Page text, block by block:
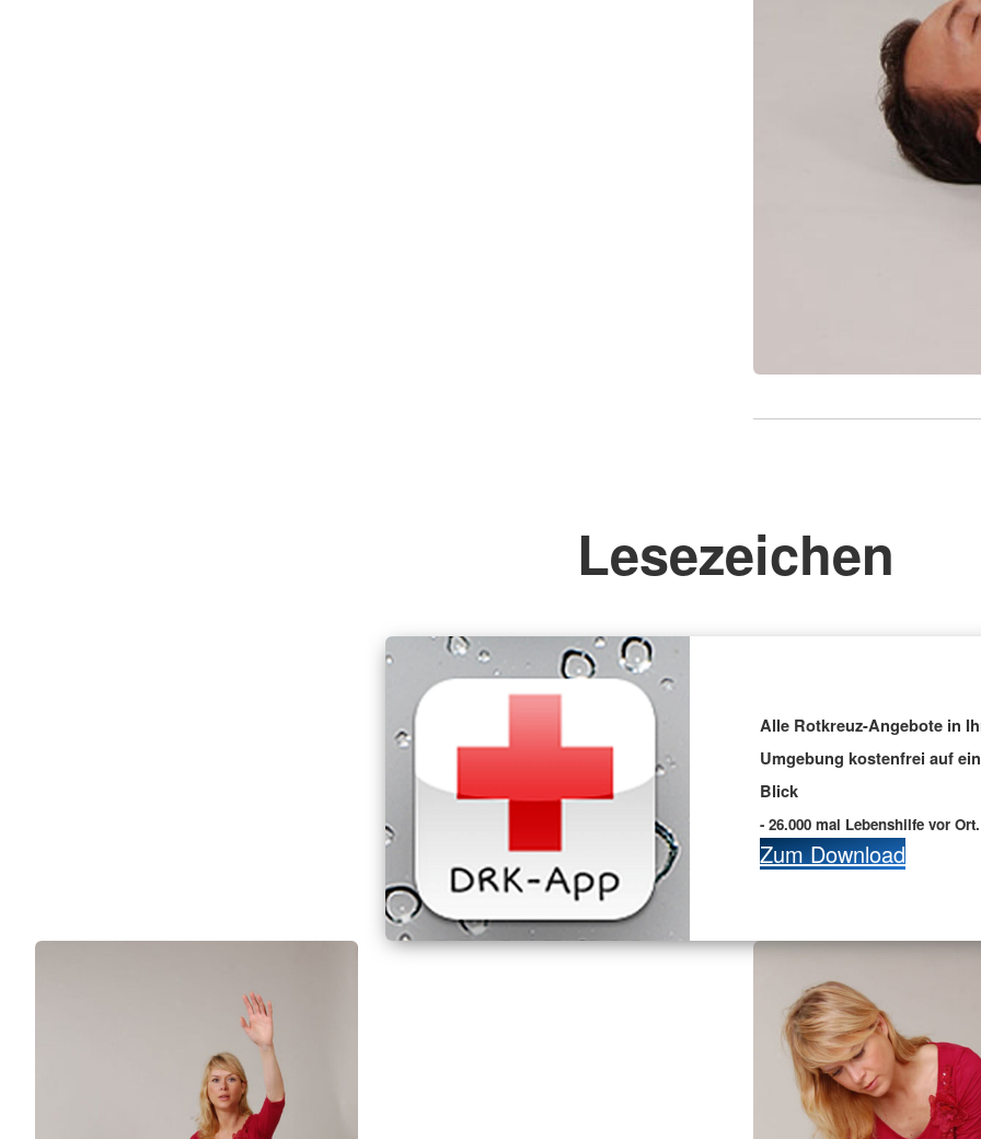
Lesezeichen
Alle Rotkreuz-Angebote in
Umgebung kostenfrei auf
Blick
- 26.000 mal Lebenshilfe vor Ort.
Zum Download